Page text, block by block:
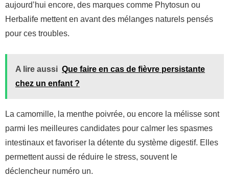
aujourd’hui encore, des marques comme Phytosun ou
Herbalife mettent en avant des mélanges naturels pensés
pour ces troubles.
A lire aussi Que faire en cas de fièvre persistante
chez un enfant ?
La camomille, la menthe poivrée, ou encore la mélisse sont
parmi les meilleures candidates pour calmer les spasmes
intestinaux et favoriser la détente du système digestif. Elles
permettent aussi de réduire le stress, souvent le
déclencheur numéro un.